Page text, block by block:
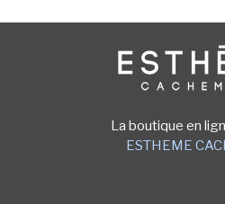
La boutique en
ESTHEME